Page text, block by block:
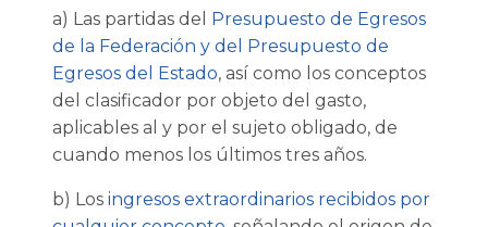
a) Las partidas del Presupuesto de Egresos
de la Federación y del Presupuesto de
Egresos del Estado, así como los conceptos
del clasificador por objeto del gasto,
aplicables al y por el sujeto obligado, de
cuando menos los últimos tres años.
b) Los ingresos extraordinarios recibidos por